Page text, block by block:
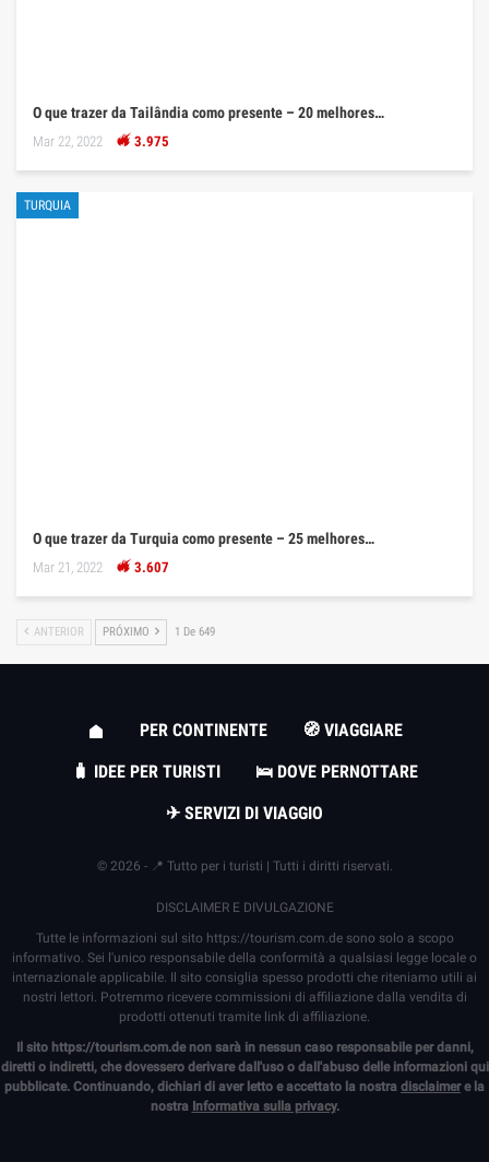
O que trazer da Tailândia como presente – 20 melhores…
Mar 22, 2022 3.975
TURQUIA
O que trazer da Turquia como presente – 25 melhores…
Mar 21, 2022 3.607
ANTERIOR PRÓXIMO 1 De 649
PER CONTINENTE
🧭 VIAGGIARE
🧳 IDEE PER TURISTI
🛌 DOVE PERNOTTARE
✈ SERVIZI DI VIAGGIO
© 2026 - 📍 Tutto per i turisti | Tutti i diritti riservati.
DISCLAIMER E DIVULGAZIONE
Tutte le informazioni sul sito https://tourism.com.desono solo a scopo
informativo. Sei l'unico responsabile della conformità a qualsiasi legge locale o
internazionale applicabile. Il sito consiglia spesso prodotti che riteniamo utili ai
nostri lettori. Potremmo ricevere commissioni di affiliazione dalla vendita di
prodotti ottenuti tramite link di affiliazione.
Il sito https://tourism.com.denon sarà in nessun caso responsabile per danni,
diretti o indiretti, che dovessero derivare dall'uso o dall'abuso delle informazioni qui
pubblicate. Continuando, dichiari di aver letto e accettato la nostra disclaimere la
nostra Informativa sulla privacy.